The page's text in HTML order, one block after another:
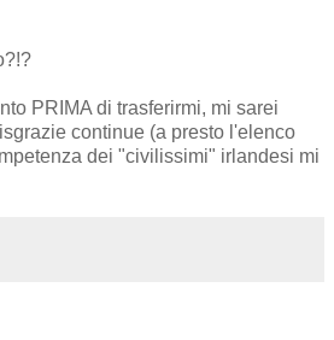
PRIMA di trasferirmi, mi sarei
continue (a presto l'elenco
dei "civilissimi" irlandesi mi